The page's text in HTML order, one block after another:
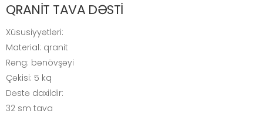
QRANİT TAVA DƏSTİ
Xüsusiyyətləri:
Material: qranit
Rəng: bənövşəyi
Çəkisi: 5 kq
Dəstə daxildir:
32 sm tava